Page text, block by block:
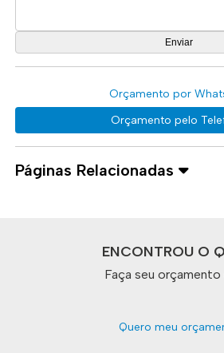
Orçamento por
Orçamento pelo
Páginas Relacionadas
ENCONTROU O
Faça seu
Quero meu